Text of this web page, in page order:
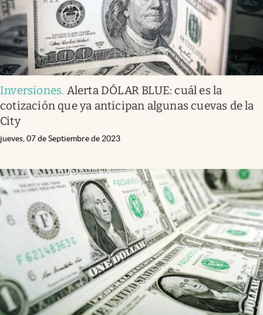
Mundial 2026
Eventos Corporativos
El Cronista Studio
Mediakit
abre en nueva pestaña
Inversiones. Alerta DÓLAR BLUE: cuál es la
cotización que ya anticipan algunas cuevas de la
City
jueves, 07 de Septiembre de 2023